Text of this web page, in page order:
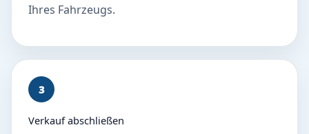
Ihres Fahrzeugs.
3
Verkauf abschließen